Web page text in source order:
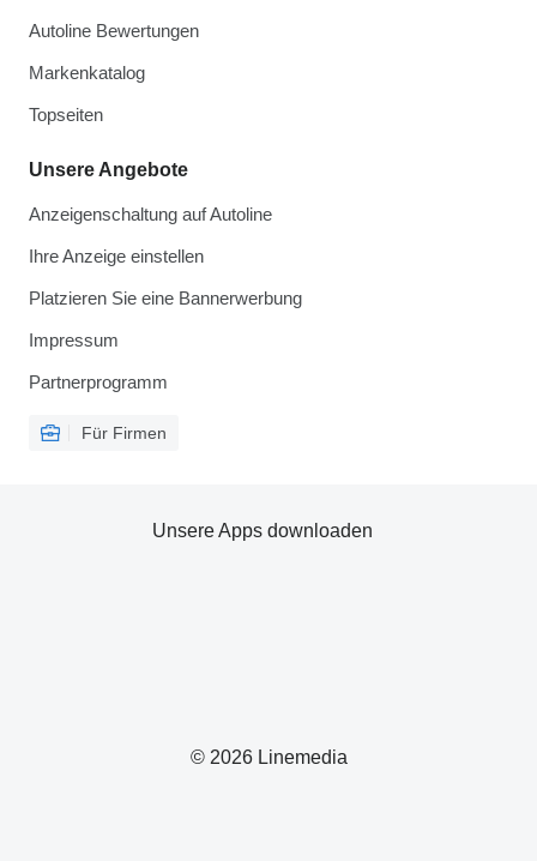
Autoline Bewertungen
Markenkatalog
Topseiten
Unsere Angebote
Anzeigenschaltung auf Autoline
Ihre Anzeige einstellen
Platzieren Sie eine Bannerwerbung
Impressum
Partnerprogramm
Für Firmen
© 2026 Linemedia
Unsere Apps downloaden